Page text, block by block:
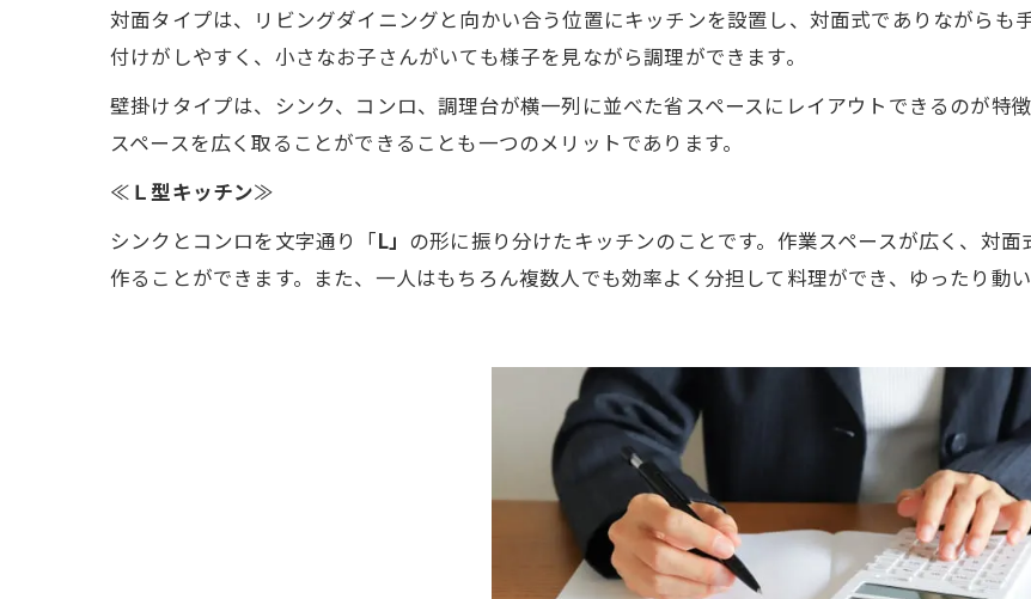
対面タイプは、リビングダイニングと向かい合う位置にキッチンを設置し、対面式でありながらも
付けがしやすく、小さなお子さんがいても様子を見ながら調理ができます。
壁掛けタイプは、シンク、コンロ、調理台が横一列に並べた省スペースにレイアウトできるのが特
スペースを広く取ることができることも一つのメリットであります。
≪ Ｌ型キッチン≫
シンクとコンロを文字通り「L」 の形に振り分けたキッチンのことです。作業スペースが広く、対
作ることができます。また、一人はもちろん複数人でも効率よく分担して料理ができ、ゆったり動